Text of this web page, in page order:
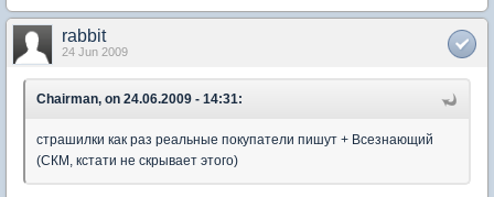
rabbit
24 Jun 2009
Chairman, on 24.06.2009 - 14:31:
страшилки как раз реальные покупатели пишут + Всезнающий
(СКМ, кстати не скрывает этого)